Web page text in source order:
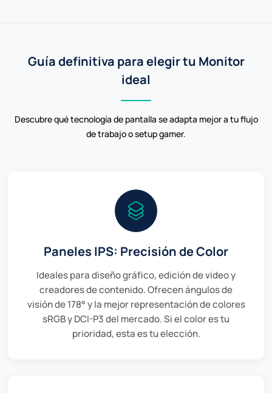
Guía definitiva para elegir tu Monitor
ideal
Descubre qué tecnología de pantalla se adapta mejor a tu flujo
de trabajo o setup gamer.
Paneles IPS: Precisión de Color
Ideales para diseño gráfico, edición de video y
creadores de contenido. Ofrecen ángulos de
visión de 178° y la mejor representación de colores
sRGB y DCI-P3 del mercado. Si el color es tu
prioridad, esta es tu elección.